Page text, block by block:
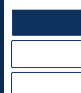
Civitavecchia Train
From Civitavecchia to
Roma Termini Train